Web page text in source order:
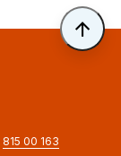
Til
815 00 163